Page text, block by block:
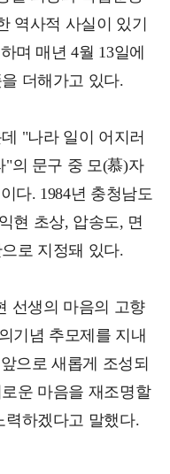
역사적 사실이 있기
며 매년 4월 13일에
더해가고 있다.
"나라 일이 어지러
"의 문구 중 모(慕)자
다. 1984년 충청남도
현 초상, 압송도, 면
로 지정돼 있다.
선생의 마음의 고향
기념 추모제를 지내
으로 새롭게 조성되
운 마음을 재조명할
력하겠다고 말했다.